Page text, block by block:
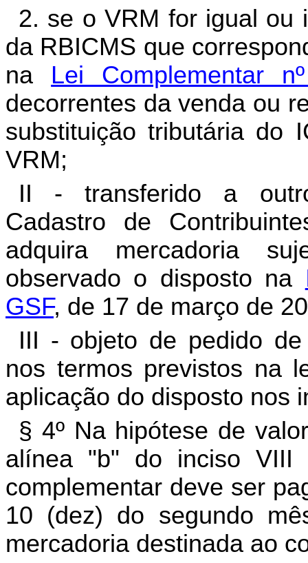
2. se o VRM for igual ou
da RBICMS que
na Lei Complementar
decorrentes da venda ou
substituição tributária do
VRM;
II - transferido a
Cadastro de
adquira mercadoria
observado o disposto na
GSF, de 17 de março de
III - objeto de pedido
nos termos previstos na
aplicação do disposto nos
§ 4º Na hipótese de
alínea "b" do inciso
complementar deve ser
10 (dez) do segundo
mercadoria destinada ao